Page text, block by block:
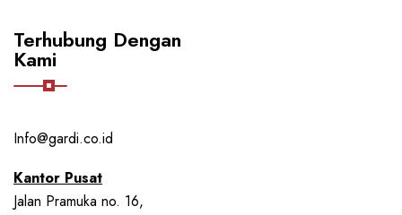
Terhubung Dengan
Kami
Info@gardi.co.id
Kantor Pusat
Jalan Pramuka no. 16,